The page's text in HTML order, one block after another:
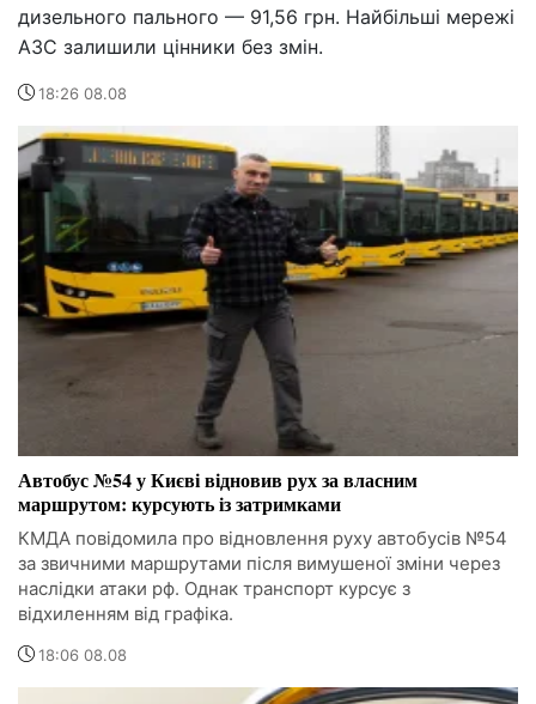
дизельного пального — 91,56 грн. Найбільші мережі
АЗС залишили цінники без змін.
18:26 08.08
Автобус №54 у Києві відновив рух за власним
маршрутом: курсують із затримками
КМДА повідомила про відновлення руху автобусів №54
за звичними маршрутами після вимушеної зміни через
наслідки атаки рф. Однак транспорт курсує з
відхиленням від графіка.
18:06 08.08